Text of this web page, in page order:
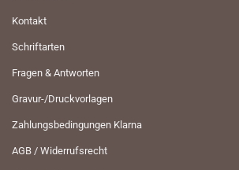
Kontakt
Schriftarten
Fragen & Antworten
Gravur-/Druckvorlagen
Zahlungsbedingungen Klarna
AGB / Widerrufsrecht